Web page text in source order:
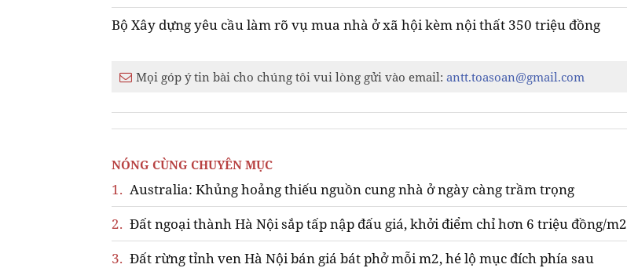
Bộ Xây dựng yêu cầu làm rõ vụ mua nhà ở xã hội kèm nội thất 350 triệu đồng
Mọi góp ý tin bài cho chúng tôi vui lòng gửi vào email: antt.toasoan@gmail.com
NÓNG CÙNG CHUYÊN MỤC
1. Australia: Khủng hoảng thiếu nguồn cung nhà ở ngày càng trầm trọng
2. Đất ngoại thành Hà Nội sắp tấp nập đấu giá, khởi điểm chỉ hơn 6 triệu đồng/m2
3. Đất rừng tỉnh ven Hà Nội bán giá bát phở mỗi m2, hé lộ mục đích phía sau